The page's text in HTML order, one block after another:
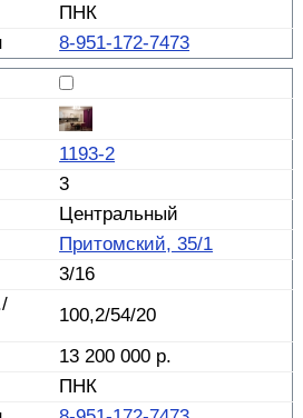
ПНК
8-951-172-7473
1193-2
3
Центральный
Притомский, 35/1
3/16
100,2/54/20
13 200 000 р.
ПНК